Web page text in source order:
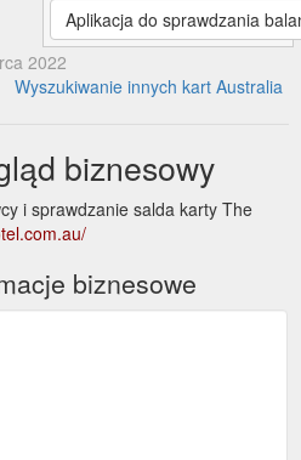
Aplikacja do sprawdzania
2022
Wyszukiwanie innych kart Australia
biznesowy
i sprawdzanie salda karty The
biznesowe